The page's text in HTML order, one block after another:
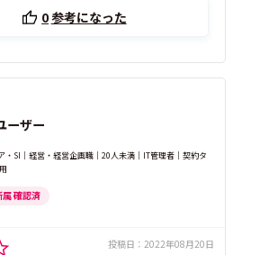
0参考になった
ーザー
・SI｜経営・経営企画職｜20人未満｜IT管理者｜契約タ
属 確認済
投稿日： 2022年08月20日